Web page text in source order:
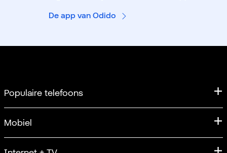
De app van Odido
Populaire telefoons
Mobiel